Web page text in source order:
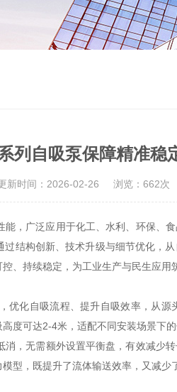
列自吸泵保障精准稳
新时间：2026-02-26 浏览：662次
，广泛应用于化工、水利、环保、
结构创新、技术升级与细节优化，
、持续稳定，为工业生产与民生应用
化自吸流程、提升自吸效率，从源
度可达2-4米，适配不同安装场景下
无需额外设置平衡盘，有效减少
型，既提升了流体输送效率，又减